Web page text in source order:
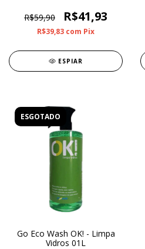
R$59,90
R$41,93
R$39,83 com Pix
ESPIAR
ESGOTADO
Go Eco Wash OK! - Limpa
Vidros 01L